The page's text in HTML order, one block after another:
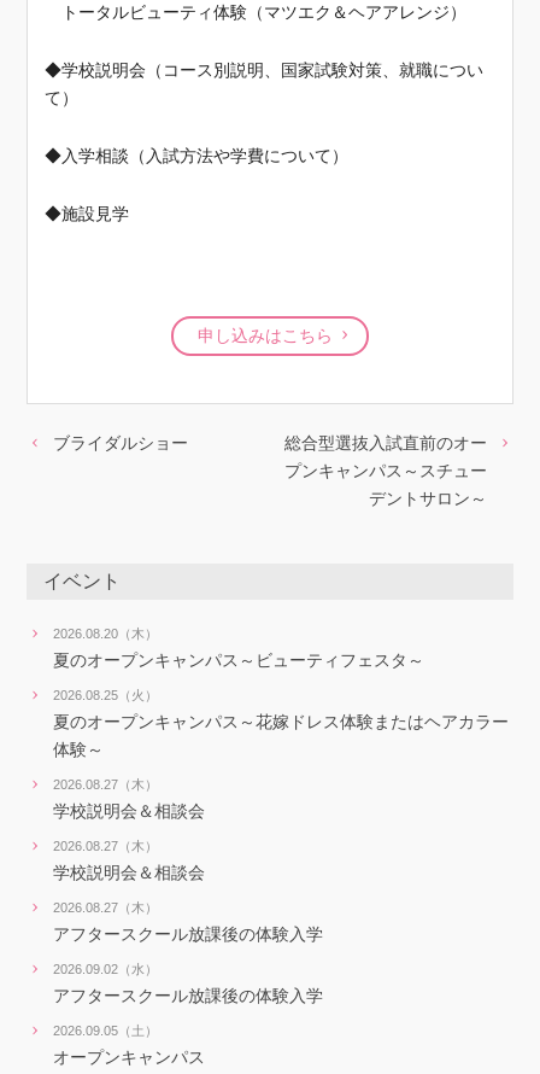
トータルビューティ体験（マツエク＆ヘアアレンジ）
◆学校説明会（コース別説明、国家試験対策、就職につい
て）
◆入学相談（入試方法や学費について）
◆施設見学
申し込みはこちら
ブライダルショー
総合型選抜入試直前のオー
プンキャンパス～スチュー
デントサロン～
イベント
2026.08.20（木）
夏のオープンキャンパス～ビューティフェスタ～
2026.08.25（火）
夏のオープンキャンパス～花嫁ドレス体験またはヘアカラー
体験～
2026.08.27（木）
学校説明会＆相談会
2026.08.27（木）
学校説明会＆相談会
2026.08.27（木）
アフタースクール放課後の体験入学
2026.09.02（水）
アフタースクール放課後の体験入学
2026.09.05（土）
オープンキャンパス